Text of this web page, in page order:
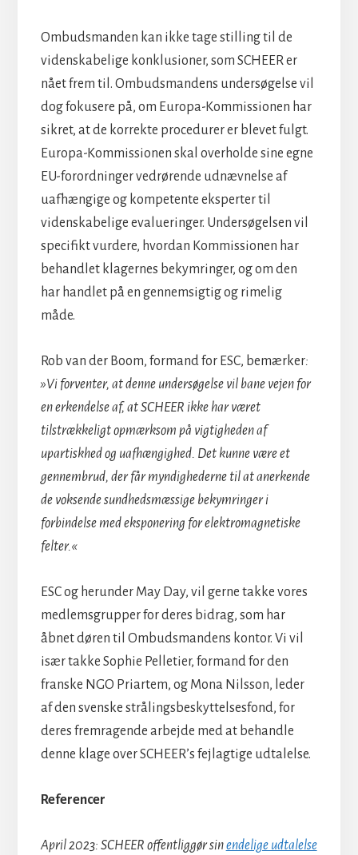
Ombudsmanden kan ikke tage stilling til de
videnskabelige konklusioner, som SCHEER er
nået frem til. Ombudsmandens undersøgelse vil
dog fokusere på, om Europa-Kommissionen har
sikret, at de korrekte procedurer er blevet fulgt.
Europa-Kommissionen skal overholde sine egne
EU-forordninger vedrørende udnævnelse af
uafhængige og kompetente eksperter til
videnskabelige evalueringer. Undersøgelsen vil
specifikt vurdere, hvordan Kommissionen har
behandlet klagernes bekymringer, og om den
har handlet på en gennemsigtig og rimelig
måde.
Rob van der Boom, formand for ESC, bemærker:
»Vi forventer, at denne undersøgelse vil bane vejen for
en erkendelse af, at SCHEER ikke har været
tilstrækkeligt opmærksom på vigtigheden af
upartiskhed og uafhængighed. Det kunne være et
gennembrud, der får myndighederne til at anerkende
de voksende sundhedsmæssige bekymringer i
forbindelse med eksponering for elektromagnetiske
felter.«
ESC og herunder May Day, vil gerne takke vores
medlemsgrupper for deres bidrag, som har
åbnet døren til Ombudsmandens kontor. Vi vil
især takke Sophie Pelletier, formand for den
franske NGO Priartem, og Mona Nilsson, leder
af den svenske strålingsbeskyttelsesfond, for
deres fremragende arbejde med at behandle
denne klage over SCHEER’s fejlagtige udtalelse.
Referencer
April 2023: SCHEER offentliggør sinendelige udtalelse